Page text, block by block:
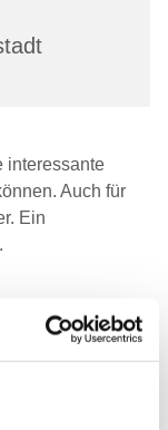
interessante
Auch für
Ein